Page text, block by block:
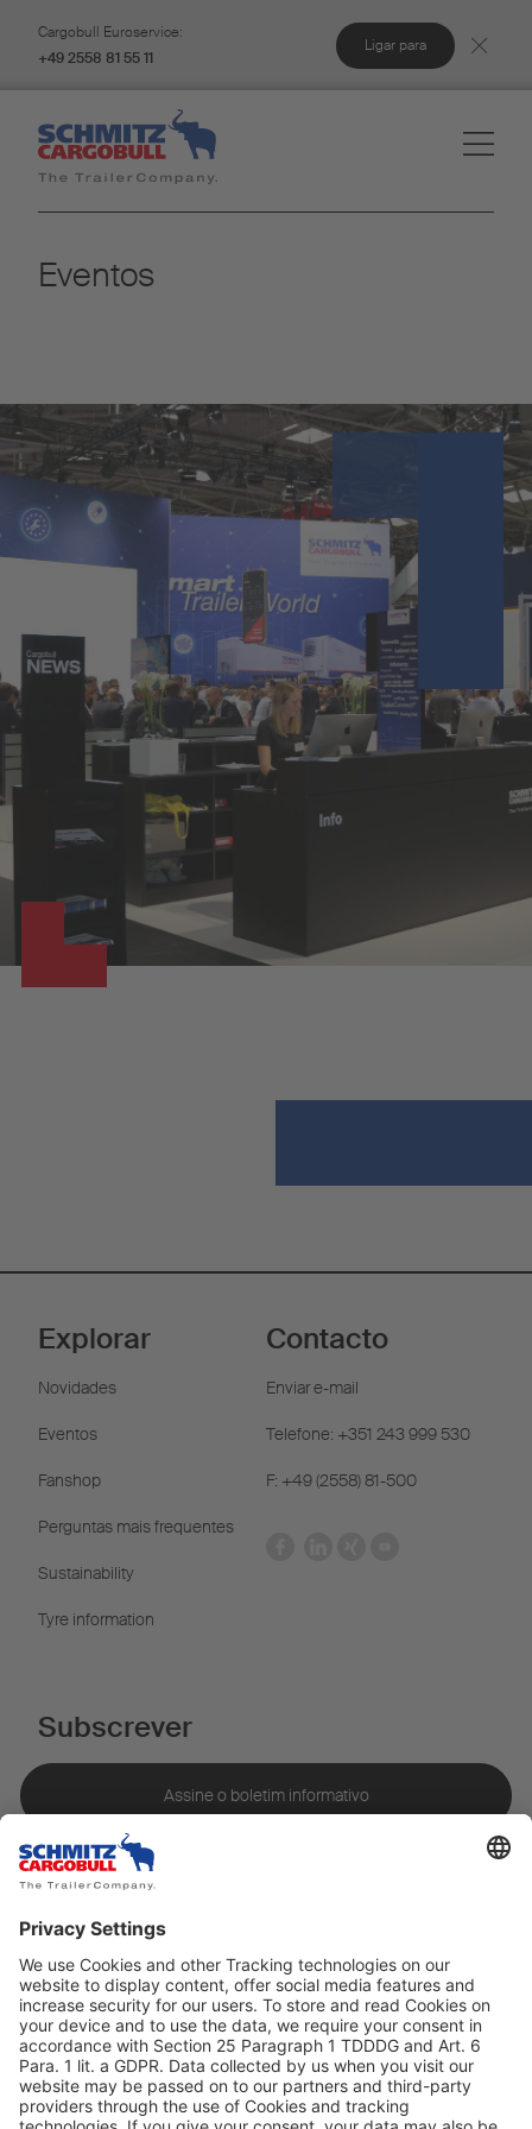
Cargobull Euroservice:
+49 2558 81 55 11
Ligar para
Eventos
Explorar
Novidades
Eventos
Fanshop
Perguntas mais frequentes
Sustainability
Tyre information
Contacto
Enviar e-mail
Telefone: +351 243 999 530
F: +49 (2558) 81-500
Subscrever